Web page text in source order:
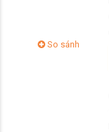
So sánh